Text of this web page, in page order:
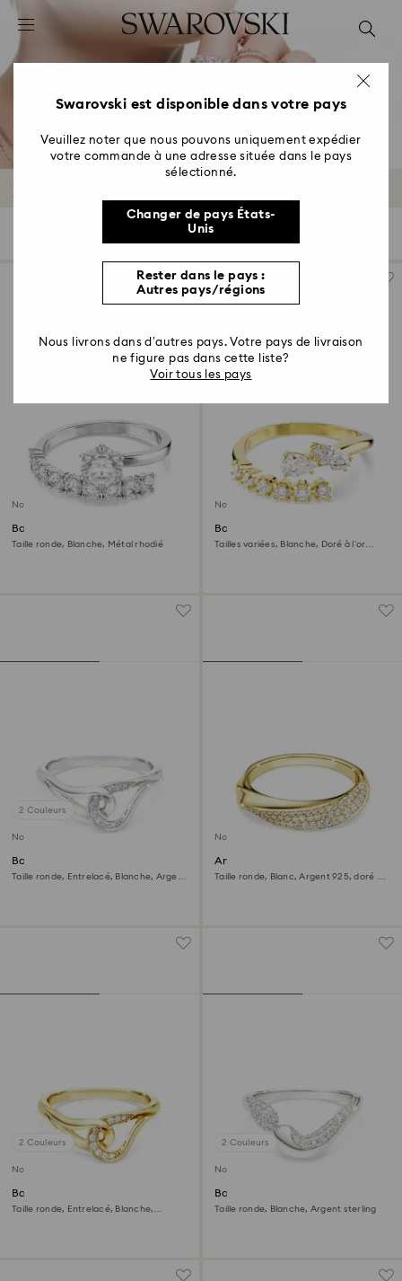
Accesskeys list
0 - Header
2 - Footer
4 - Search results
Bagues de fiançailles et alliances
Nouveau
Bague ouverte Matrix
Taille ronde, Blanche, Métal rhodié
Nouveau
Bague ouverte Mesmera
Tailles variées, Blanche, Doré à l’or
2 Couleurs
Nouveau
Bague Swarovski Classica
Taille ronde, Entrelacé, Blanche, Argent
Nouveau
Anneau Swarovski Classica
Taille ronde, Blanc, Argent 925, doré à
2 Couleurs
Nouveau
Bague Swarovski Classica
Taille ronde, Entrelacé, Blanche,
2 Couleurs
Nouveau
Bague ouverte Swarovski
Classica
Taille ronde, Blanche, Argent sterling
Swarovski est disponible dans votre pays
Veuillez noter que nous pouvons uniquement expédier
votre commande à une adresse située dans le pays
sélectionné.
Changer de pays États-
Unis
Rester dans le pays :
Autres pays/régions
Nous livrons dans d’autres pays. Votre pays de livraison
ne figure pas dans cette liste?
Voir tous les pays